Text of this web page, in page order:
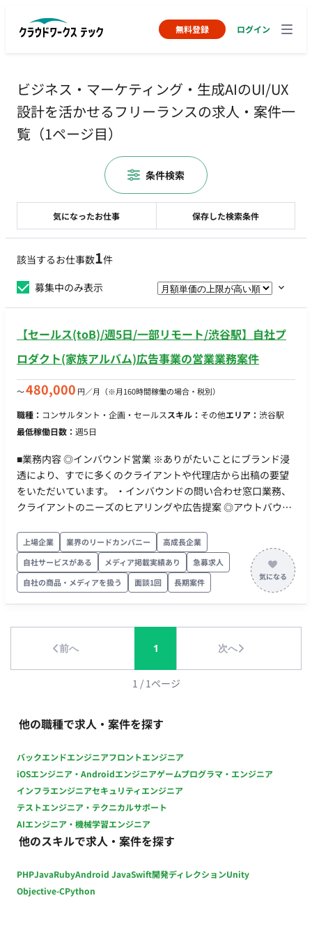
無料登録 ログイン
ビジネス・マーケティング・生成AIのUI/UX
設計を活かせるフリーランスの求人・案件一
覧（1ページ目）
該当するお仕事数1件
募集中のみ表示
【セールス(toB)/週5日/一部リモート/渋谷駅】自社プ
ロダクト(家族アルバム)広告事業の営業業務案件
〜480,000 円／月 （※月160時間稼働の場合・税別）
職種： コンサルタント・企画・セールススキル： その他エリア： 渋谷駅
最低稼働日数： 週5日
■業務内容 ◎インバウンド営業 ※ありがたいことにブランド浸
透により、すでに多くのクライアントや代理店から出稿の要望
をいただいています。 ・インバウンドの問い合わせ窓口業務、
クライアントのニーズのヒアリングや広告提案 ◎アウトバウン
に適した業界をイメージし、獲得に向けたクライアントをピッ
クアップ・アプローチ ◎クライアント候補へのアプローチと提
案 ・クライアントの事業形態に合わせた企画と提案 ・クライア
ントの課題に対するソリューション提案 ・クライアントニーズ
を収集し、PdMやエンジニアなどで構成されるプロジェクトチ
と協力し、クライアントへのサービス導入後の効果分析 ・効果
の最大化と継続的なサポートのためのフォローアップ活動 ◎パ
ートナー企業とのコミュニケーション業務 ・広告代理店等のパ
一部進行ディレクションなど） ・パートナー企業との定期的な
会議や連絡を行い、案件の進捗状況や課題について協議 ・問題
■役割 ・法人営業および、広告事業を拡大するための販売チャ
ネル強化・外部パートナーとの提携・代理店網の構築 ・世界観
と調和しつつ、広告主にとっても価値のある広告商材の企画・
検討・実現 ■組織体制】※今後の想定される体制 営業担当：5-6
名 営業アシスタント：2～3名 カスタマーサクセス：1-2名 ■使
用ツール コミュニケ―ション：Slack ドキュメント関連：
HubSpot、Google Ad Manager ■働き方 ・開始日：最短8月1日
・週5日×1日8時間 ・一部リモート(週2日渋谷オフィス出社)
上場企業 業界のリードカンパニー
高成長企業
自社サービスがある
メディア掲載実績あり
急募求人
自社の商品・メディアを扱う
面談1回 長期案件
前へ 1 次へ
1 / 1ページ
他の職種で求人・案件を探す
バックエンドエンジニアフロントエンジニア
iOSエンジニア・Androidエンジニアゲームプログラマ・エンジニア
インフラエンジニアセキュリティエンジニア
テストエンジニア・テクニカルサポート
AIエンジニア・機械学習エンジニア
他のスキルで求人・案件を探す
PHPJavaRubyAndroid JavaSwift開発ディレクションUnity
Objective-CPython
気になったお仕事 保存した検索条件
条件検索